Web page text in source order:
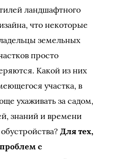
ландшафтного
что некоторые
земельных
просто
Какой из них
участка, в
ухаживать за садом,
знаний и времени
Для тех,
с